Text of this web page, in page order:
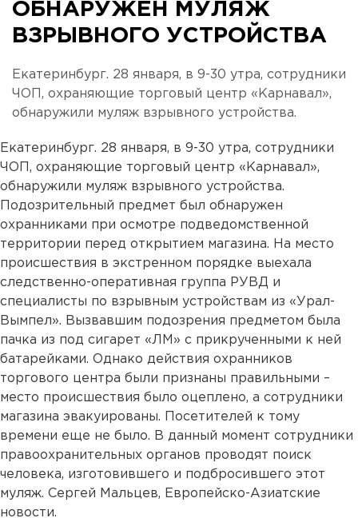
ОБНАРУЖЕН МУЛЯЖ
ВЗРЫВНОГО УСТРОЙСТВА
Екатеринбург. 28 января, в 9-30 утра, сотрудники
ЧОП, охраняющие торговый центр «Карнавал»,
обнаружили муляж взрывного устройства.
Екатеринбург. 28 января, в 9-30 утра, сотрудники
ЧОП, охраняющие торговый центр «Карнавал»,
обнаружили муляж взрывного устройства.
Подозрительный предмет был обнаружен
охранниками при осмотре подведомственной
территории перед открытием магазина. На место
происшествия в экстренном порядке выехала
следственно-оперативная группа РУВД и
специалисты по взрывным устройствам из «Урал-
Вымпел». Вызвавшим подозрения предметом была
пачка из под сигарет «ЛМ» с прикрученными к ней
батарейками. Однако действия охранников
торгового центра были признаны правильными –
место происшествия было оцеплено, а сотрудники
магазина эвакуированы. Посетителей к тому
времени еще не было. В данный момент сотрудники
правоохранительных органов проводят поиск
человека, изготовившего и подбросившего этот
муляж. Сергей Мальцев, Европейско-Азиатские
новости.